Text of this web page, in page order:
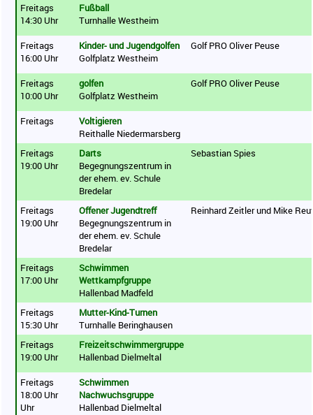
Freitags
14:30 Uhr
Fußball
Turnhalle Westheim
Freitags
16:00 Uhr
Kinder- und Jugendgolfen
Golfplatz Westheim
Golf PRO Oliver Peuse
Freitags
10:00 Uhr
golfen
Golfplatz Westheim
Golf PRO Oliver Peuse
Freitags
Voltigieren
Reithalle Niedermarsberg
Freitags
19:00 Uhr
Darts
Begegnungszentrum in
der ehem. ev. Schule
Bredelar
Sebastian Spies
Freitags
19:00 Uhr
Offener Jugendtreff
Begegnungszentrum in
der ehem. ev. Schule
Bredelar
Reinhard Zeitler und Mike
Freitags
17:00 Uhr
Schwimmen
Wettkampfgruppe
Hallenbad Madfeld
Freitags
15:30 Uhr
Mutter-Kind-Turnen
Turnhalle Beringhausen
Freitags
19:00 Uhr
Freizeitschwimmergruppe
Hallenbad Dielmeltal
Freitags
18:00 Uhr
Uhr
Schwimmen
Nachwuchsgruppe
Hallenbad Dielmeltal